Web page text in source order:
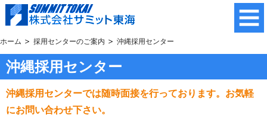
ホーム 採用センターのご案内 沖縄採用センター
沖縄採用センター
沖縄採用センターでは随時面接を行っております。お気軽
にお問い合わせ下さい。